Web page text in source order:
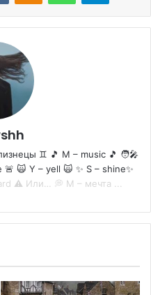
♊️ 🎵 M – music 🎵 🧑‍🎤
🙀 Y – yell 🙀 ✨ S – shine✨
⚠️ Или… 💭 М – мечта ...